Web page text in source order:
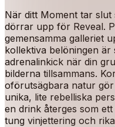
När ditt Moment tar slut
dörrar upp för Reveal.
gemensamma galleriet
kollektiva belöningen är
adrenalinkick när din
bilderna tillsammans.
oförutsägbara natur
unika, lite rebelliska
en drink återges som
tung vinjettering och